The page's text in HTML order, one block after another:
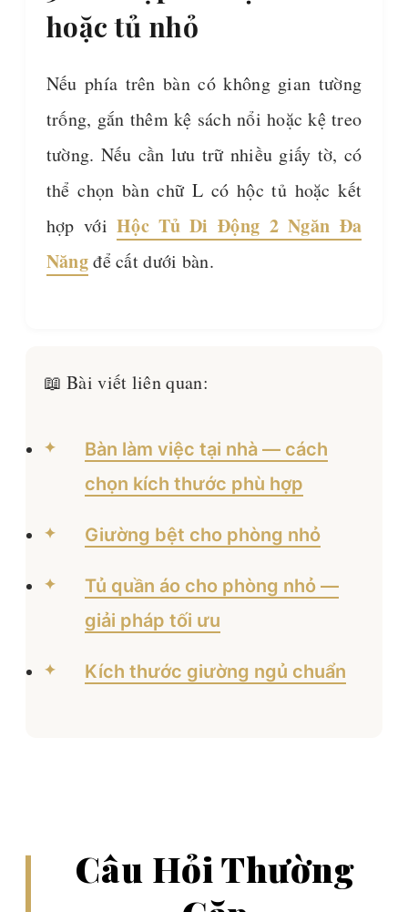
hoặc tủ nhỏ
Nếu phía trên bàn có không gian tường
trống, gắn thêm kệ sách nổi hoặc kệ treo
tường. Nếu cần lưu trữ nhiều giấy tờ, có
thể chọn bàn chữ L có hộc tủ hoặc kết
hợp vớiHộc Tủ Di Động 2 Ngăn Đa
Năngđể cất dưới bàn.
📖 Bài viết liên quan:
Bàn làm việc tại nhà — cách
chọn kích thước phù hợp
Giường bệt cho phòng nhỏ
Tủ quần áo cho phòng nhỏ —
giải pháp tối ưu
Kích thước giường ngủ chuẩn
Câu Hỏi Thường